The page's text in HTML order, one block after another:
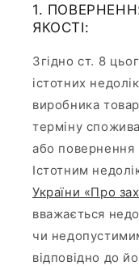
1.
ЯКОСТІ:
Згідно ст. 8
істотних
виробника
терміну
або повернення
Істотним
України «Про
вважається
чи
відповідно до